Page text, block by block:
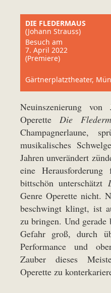
DIE FLEDERMAUS
(Johann Strauss)
Besuch am
7. April 2022
(Premiere)
Gärtnerplatztheater,
Neuinszenierung von
Operette Die
Champagnerlaune,
musikalisches
Jahren unverändert
eine
bittschön unterschätzt
Genre Operette nicht.
beschwingt klingt, ist
zu bringen. Und
Gefahr groß, durch
Performance und
Zauber dieses
Operette zu